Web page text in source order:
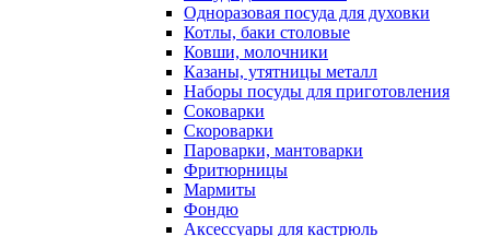
Одноразовая посуда для духовки
Котлы, баки столовые
Ковши, молочники
Казаны, утятницы металл
Наборы посуды для приготовления
Соковарки
Скороварки
Пароварки, мантоварки
Фритюрницы
Мармиты
Фондю
Аксессуары для кастрюль